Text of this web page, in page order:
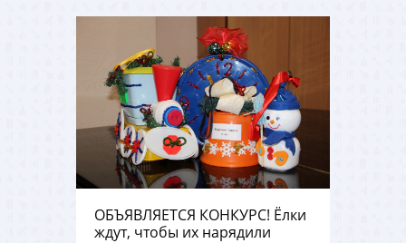
ОБЪЯВЛЯЕТСЯ КОНКУРС! Ёлки
ждут, чтобы их нарядили